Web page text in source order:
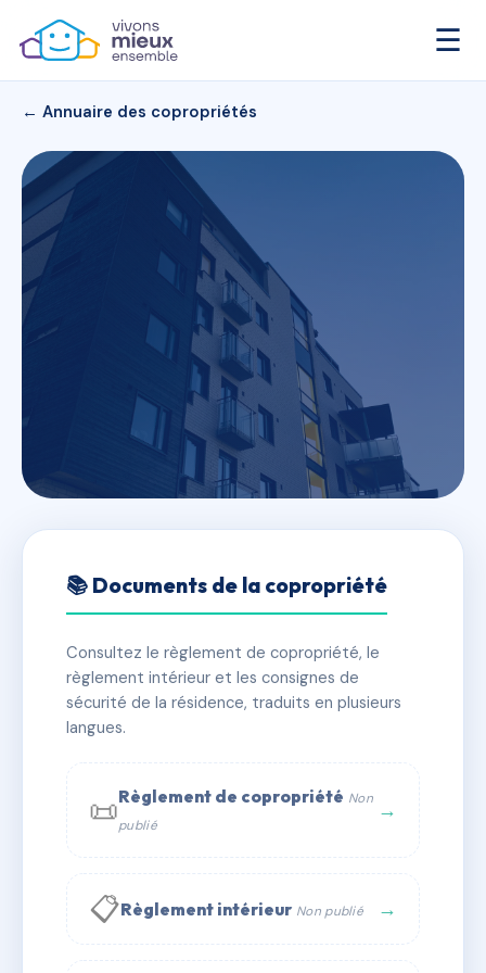
☰
← Annuaire des copropriétés
26 rue magnaque
✓ Immatriculée 🏠 8 lots 🏗 1 bâtiment(s)
📞 Contacter Syndic Digital
📚 Documents de la copropriété
Consultez le règlement de copropriété, le
règlement intérieur et les consignes de
sécurité de la résidence, traduits en plusieurs
langues.
📜Règlement de copropriété Non
publié
→
📋Règlement intérieur Non publié →